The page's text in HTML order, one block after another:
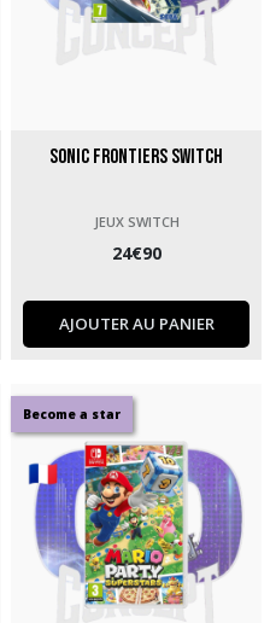
Sonic Frontiers Switch
JEUX SWITCH
24€90
AJOUTER AU PANIER
Become a star